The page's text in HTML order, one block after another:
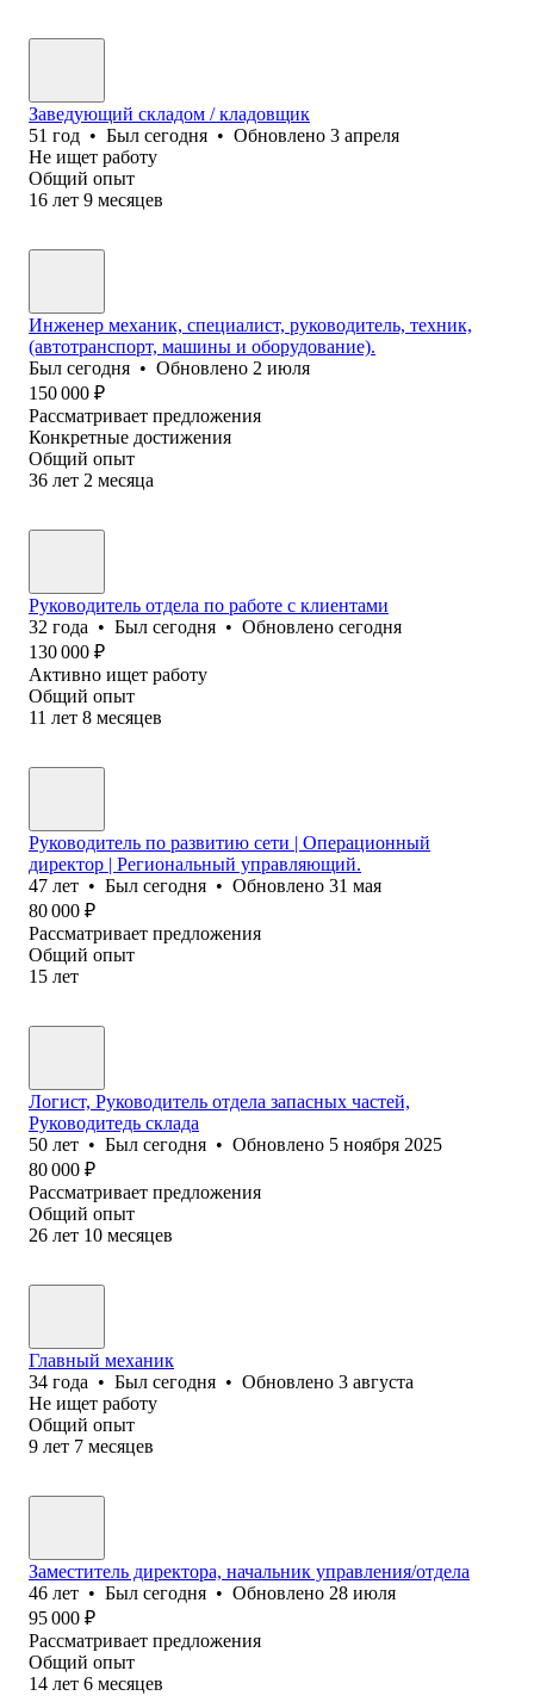
Заведующий складом / кладовщик
51 год • Был сегодня • Обновлено 3 апреля
Не ищет работу
Общий опыт
16 лет 9 месяцев
Инженер механик, специалист, руководитель, техник,
(автотранспорт, машины и оборудование).
Был сегодня • Обновлено 2 июля
150 000 ₽
Рассматривает предложения
Конкретные достижения
Общий опыт
36 лет 2 месяца
Руководитель отдела по работе с клиентами
32 года • Был сегодня • Обновлено сегодня
130 000 ₽
Активно ищет работу
Общий опыт
11 лет 8 месяцев
Руководитель по развитию сети | Операционный
директор | Региональный управляющий.
47 лет • Был сегодня • Обновлено 31 мая
80 000 ₽
Рассматривает предложения
Общий опыт
15 лет
Логист, Руководитель отдела запасных частей,
Руководитедь склада
50 лет • Был сегодня • Обновлено 5 ноября 2025
80 000 ₽
Рассматривает предложения
Общий опыт
26 лет 10 месяцев
Главный механик
34 года • Был сегодня • Обновлено 3 августа
Не ищет работу
Общий опыт
9 лет 7 месяцев
Заместитель директора, начальник управления/отдела
46 лет • Был сегодня • Обновлено 28 июля
95 000 ₽
Рассматривает предложения
Общий опыт
14 лет 6 месяцев